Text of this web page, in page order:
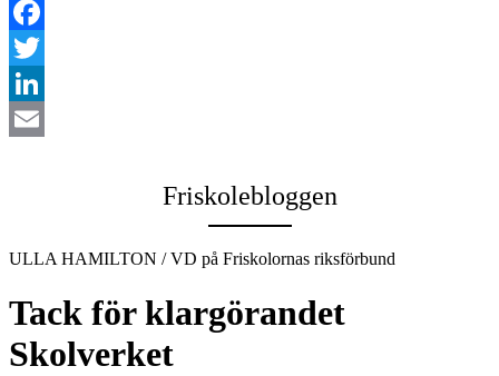
Facebook
Twitter
LinkedIn
Friskolebloggen
ULLA HAMILTON / VD på Friskolornas riksförbund
Tack för klargörandet
Skolverket